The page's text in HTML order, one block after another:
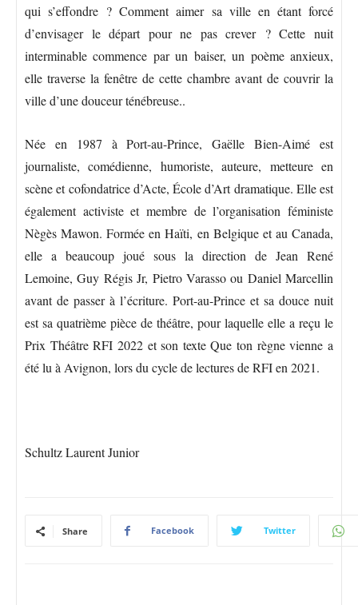
qui s’effondre ? Comment aimer sa ville en étant forcé
d’envisager le départ pour ne pas crever ? Cette nuit
interminable commence par un baiser, un poème anxieux,
elle traverse la fenêtre de cette chambre avant de couvrir la
ville d’une douceur ténébreuse..
Née en 1987 à Port-au-Prince, Gaëlle Bien-Aimé est
journaliste, comédienne, humoriste, auteure, metteure en
scène et cofondatrice d’Acte, École d’Art dramatique. Elle est
également activiste et membre de l’organisation féministe
Nègès Mawon. Formée en Haïti, en Belgique et au Canada,
elle a beaucoup joué sous la direction de Jean René
Lemoine, Guy Régis Jr, Pietro Varasso ou Daniel Marcellin
avant de passer à l’écriture. Port-au-Prince et sa douce nuit
est sa quatrième pièce de théâtre, pour laquelle elle a reçu le
Prix Théâtre RFI 2022 et son texte Que ton règne vienne a
été lu à Avignon, lors du cycle de lectures de RFI en 2021.
Schultz Laurent Junior
Share Facebook Twitter